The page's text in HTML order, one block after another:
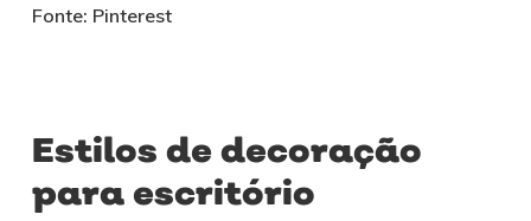
Fonte: Pinterest
Estilos de decoração
para escritório